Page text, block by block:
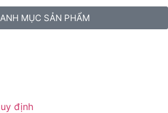
MỤC SẢN PHẨM
định